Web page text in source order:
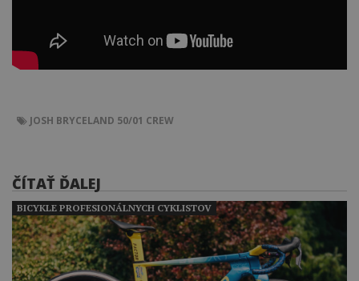
JOSH BRYCELAND 50/01 CREW
ČÍTAŤ ĎALEJ
BICYKLE PROFESIONÁLNYCH CYKLISTOV